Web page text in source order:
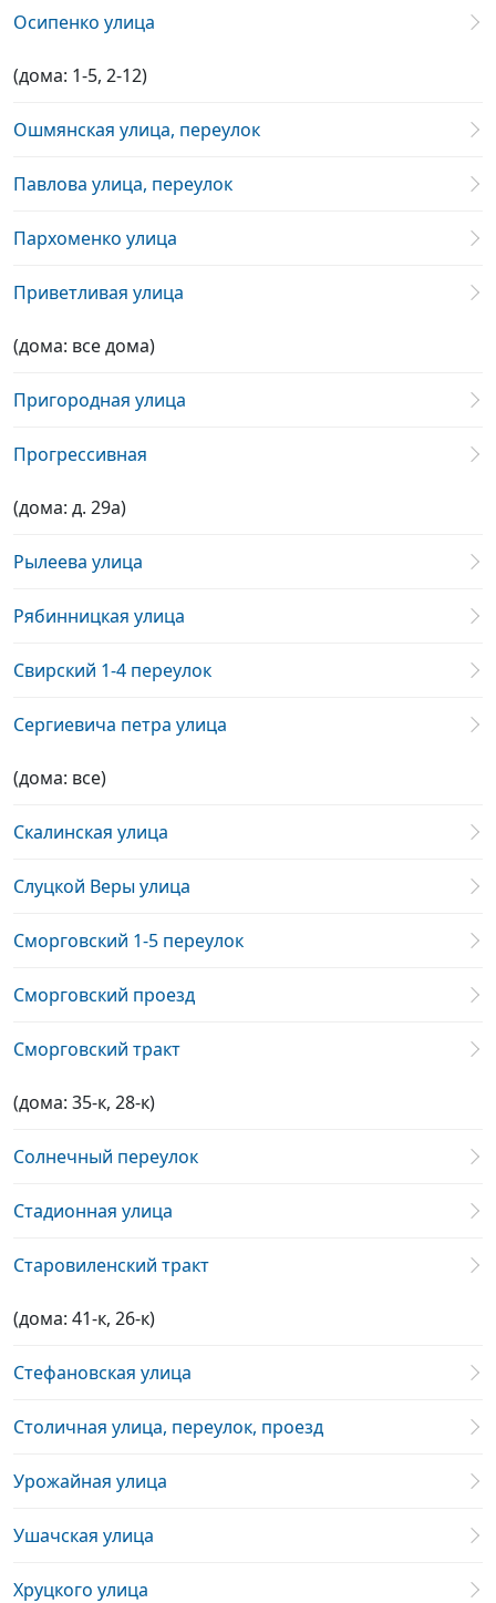
Осипенко улица
(дома: 1-5, 2-12)
Ошмянская улица, переулок
Павлова улица, переулок
Пархоменко улица
Приветливая улица
(дома: все дома)
Пригородная улица
Прогрессивная
(дома: д. 29а)
Рылеева улица
Рябинницкая улица
Свирский 1-4 переулок
Сергиевича петра улица
(дома: все)
Скалинская улица
Слуцкой Веры улица
Сморговский 1-5 переулок
Сморговский проезд
Сморговский тракт
(дома: 35-к, 28-к)
Солнечный переулок
Стадионная улица
Старовиленский тракт
(дома: 41-к, 26-к)
Стефановская улица
Столичная улица, переулок, проезд
Урожайная улица
Ушачская улица
Хруцкого улица